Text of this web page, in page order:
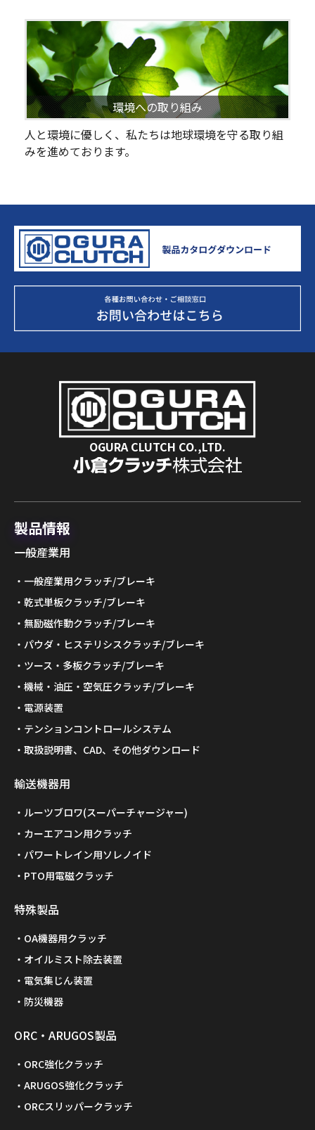
環境への取り組み
人と環境に優しく、私たちは地球環境を守る取り組
みを進めております。
OGURA CLUTCH CO.,LTD.
製品情報
一般産業用
一般産業用クラッチ/ブレーキ
乾式単板クラッチ/ブレーキ
無励磁作動クラッチ/ブレーキ
パウダ・ヒステリシスクラッチ/ブレーキ
ツース・多板クラッチ/ブレーキ
機械・油圧・空気圧クラッチ/ブレーキ
電源装置
テンションコントロールシステム
取扱説明書、CAD、その他ダウンロード
輸送機器用
ルーツブロワ(スーパーチャージャー)
カーエアコン用クラッチ
パワートレイン用ソレノイド
PTO用電磁クラッチ
特殊製品
OA機器用クラッチ
オイルミスト除去装置
電気集じん装置
防災機器
ORC・ARUGOS製品
ORC強化クラッチ
ARUGOS強化クラッチ
ORCスリッパークラッチ